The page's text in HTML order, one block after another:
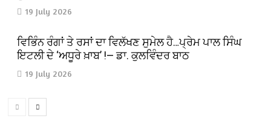
19 July 2026
ਵਿਭਿੰਨ ਰੰਗਾਂ ਤੇ ਰਸਾਂ ਦਾ ਵਿਲੱਖਣ ਸੁਮੇਲ ਹੈ…ਪ੍ਰੇਮ ਪਾਲ ਸਿੰਘ
ਇਟਲੀ ਦੇ ‘ਅਧੂਰੇ ਖ਼ਾਬ’ !— ਡਾ. ਕੁਲਵਿੰਦਰ ਬਾਠ
19 July 2026